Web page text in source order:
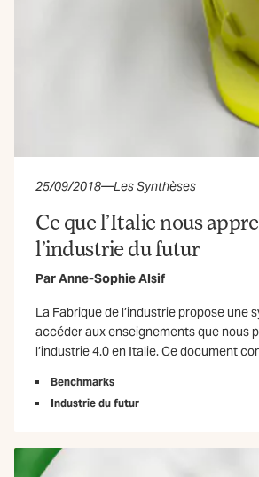
25/09/2018—Les Synthèses
Ce que l’Italie nous
l’industrie du futur
ParAnne-Sophie Alsif
La Fabrique de l’industrie propose une
accéder aux enseignements que nous
l’industrie 4.0 en Italie. Ce document
Benchmarks
Industrie du futur